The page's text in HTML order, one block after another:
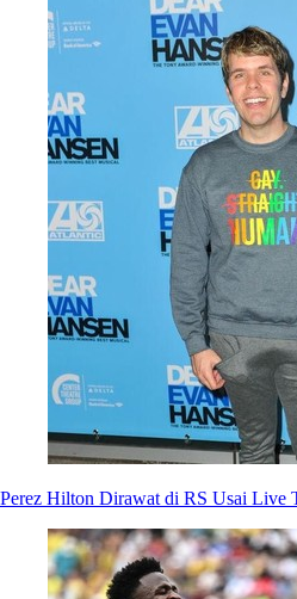
Perez Hilton Dirawat di RS Usai Live